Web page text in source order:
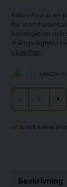
Mikov Fixir är en
för
konstruktion och
mångsidighet i
Läs mer
MIKOV-
- +
Snabba
Beskrivning